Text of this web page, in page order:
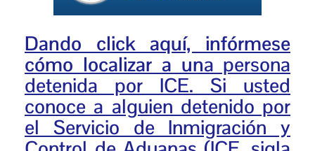
Dando click aquí, infórmese
cómo localizar a una persona
detenida por ICE. Si usted
conoce a alguien detenido por
el Servicio de Inmigración y